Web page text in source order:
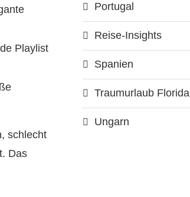
Playlist
schlecht
Das
Portugal
Reise-Insights
Spanien
Traumurlaub Florida
Ungarn